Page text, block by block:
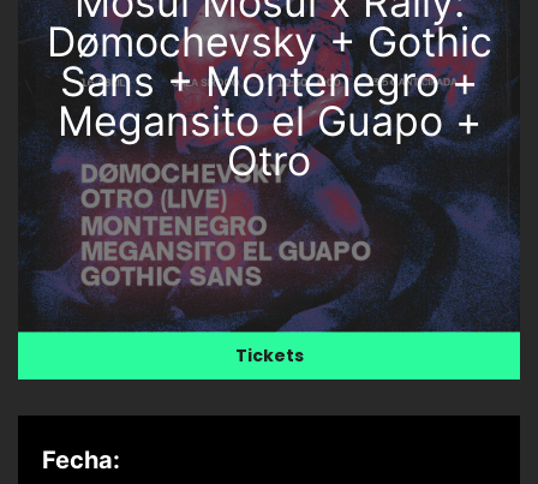
Dømochevsky + Gothic
Sans + Montenegro +
Megansito el Guapo +
Otro
Tickets
Fecha: